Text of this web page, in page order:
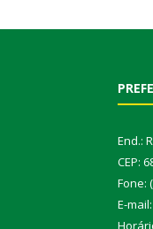
End.:
CEP:
Fone:
E-